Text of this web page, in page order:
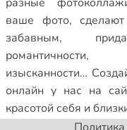
ваше фото, сделают
забавным,
романтичности,
изысканности…
онлайн у нас на
красотой себя и